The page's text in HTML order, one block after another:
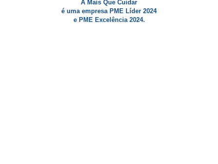
A Mais Que Cuidar
é uma empresa PME Líder 2024
e PME Excelência 2024.